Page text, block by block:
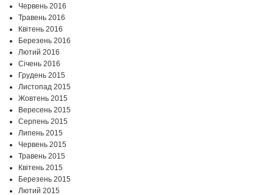
Червень 2016
Травень 2016
Квітень 2016
Березень 2016
Лютий 2016
Січень 2016
Грудень 2015
Листопад 2015
Жовтень 2015
Вересень 2015
Серпень 2015
Липень 2015
Червень 2015
Травень 2015
Квітень 2015
Березень 2015
Лютий 2015